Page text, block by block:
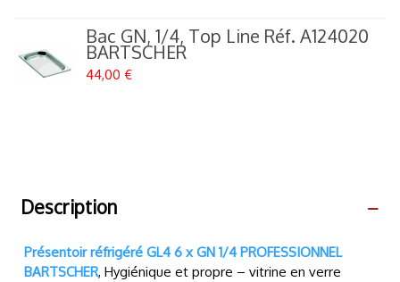
Bac GN, 1/4, Top Line Réf. A124020
BARTSCHER
44,00 €
Description
Présentoir réfrigéré GL4 6 x GN 1/4 PROFESSIONNEL
BARTSCHER, Hygiénique et propre – vitrine en verre